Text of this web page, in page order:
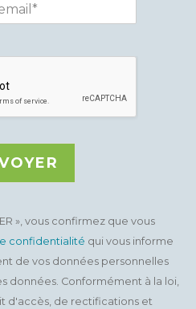
», vous confirmez que vous
confidentialité qui vous informe
de vos données personnelles
données. Conformément à la loi,
d'accès, de rectifications et